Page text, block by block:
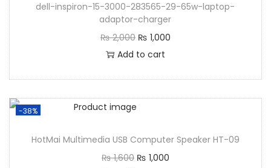
dell-inspiron-15-3000-283565-29-65w-laptop-
adaptor-charger
₨2,000 ₨ 1,000
Add to cart
-38%
HotMai Multimedia USB Computer Speaker HT-09
₨1,600 ₨ 1,000